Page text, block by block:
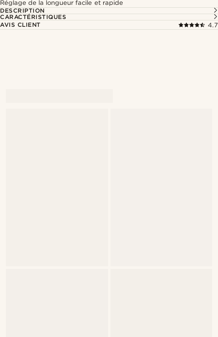
Réglage de la longueur facile et rapide
DESCRIPTION
CARACTÉRISTIQUES
AVIS CLIENT
4.7